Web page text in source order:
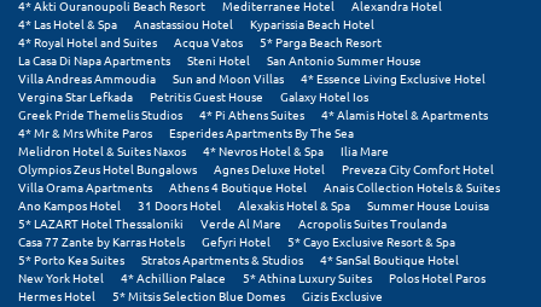
Ψαθόπυργος
4* Akti Ouranoupoli Beach Resort
Mediterranee Hotel
Alexandra Hotel
4* Las Hotel & Spa
Anastassiou Hotel
Kyparissia Beach Hotel
4* Royal Hotel and Suites
Acqua Vatos
5* Parga Beach Resort
La Casa Di Napa Apartments
Steni Hotel
San Antonio Summer House
Villa Andreas Ammoudia
Sun and Moon Villas
4* Essence Living Exclusive Hotel
Vergina Star Lefkada
Petritis Guest House
Galaxy Hotel Ios
Greek Pride Themelis Studios
4* Pi Athens Suites
4* Alamis Hotel & Apartments
4* Mr & Mrs White Paros
Esperides Apartments By The Sea
Melidron Hotel & Suites Naxos
4* Nevros Hotel & Spa
Ilia Mare
Olympios Zeus Hotel Bungalows
Agnes Deluxe Hotel
Preveza City Comfort Hotel
Villa Orama Apartments
Athens 4 Boutique Hotel
Anais Collection Hotels & Suites
Ano Kampos Hotel
31 Doors Hotel Alexakis Hotel & Spa
Summer House Louisa
5* LAZART Hotel Thessaloniki
Verde Al Mare
Acropolis Suites Troulanda
Casa 77 Zante by Karras Hotels
Gefyri Hotel
5* Cayo Exclusive Resort & Spa
5* Porto Kea Suites
Stratos Apartments & Studios
4* SanSal Boutique Hotel
New York Hotel
4* Achillion Palace 5* Athina Luxury Suites
Polos Hotel Paros
Hermes Hotel
5* Mitsis Selection Blue Domes
Gizis Exclusive